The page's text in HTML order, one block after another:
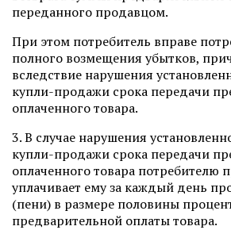
переданного продавцом.
При этом потребитель вправе
полного возмещения убытков,
вследствие нарушения
купли-продажи срока передачи
оплаченного товара.
3. В случае нарушения
купли-продажи срока передачи
оплаченного товара потребителю
уплачивает ему за каждый день
(пени) в размере половины
предварительной оплаты товара.